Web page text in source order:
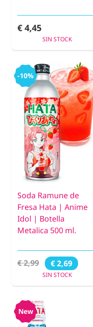
€ 4,45
SIN STOCK
-10%
Soda Ramune de
Fresa Hata | Anime
Idol | Botella
Metalica 500 ml.
€ 2,99 € 2,69
SIN STOCK
New